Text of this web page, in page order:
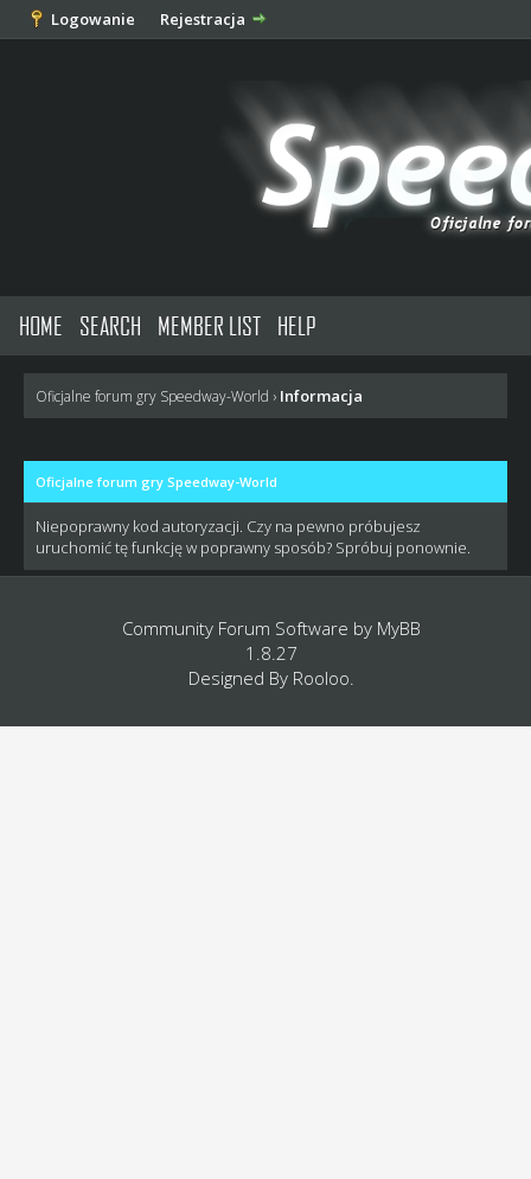
Logowanie Rejestracja
HOME SEARCH MEMBER LIST HELP
Oficjalne forum gry Speedway-World › Informacja
Oficjalne forum gry Speedway-World
Niepoprawny kod autoryzacji. Czy na pewno próbujesz
uruchomić tę funkcję w poprawny sposób? Spróbuj ponownie.
Community Forum Software by MyBB
1.8.27
Designed By Rooloo.